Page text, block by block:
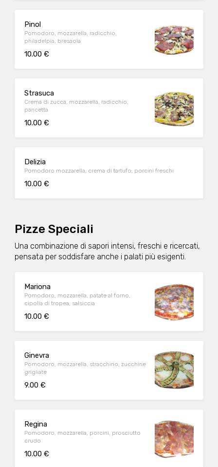
Pinol
Pomodoro, mozzarella, radicchio,
philadelpia, bresaola
10.00 €
Strasuca
Crema di zucca, mozzarella, radicchio,
pancetta
10.00 €
Delizia
Pomodoro mozzarella, crema di tartufo, porcini freschi
10.00 €
Pizze Speciali
Una combinazione di sapori intensi, freschi e ricercati,
pensata per soddisfare anche i palati più esigenti.
Mariona
Pomodoro, mozzarella, patate al forno,
cipolla di tropea, salsiccia
10.00 €
Ginevra
Pomodoro, mozzarella, stracchino, zucchine
grigliate
9.00 €
Regina
Pomodoro, mozzarella, porcini, prosciutto
crudo
10.00 €